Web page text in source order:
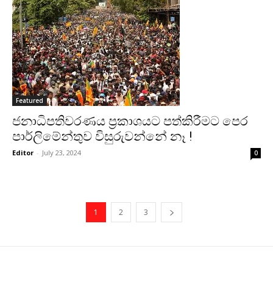
Featured
ජනාධිපතිවරණය ප්‍රකාශයට පත්කිරීමට පෙර
පාර්ලිමේන්තුව විසුරුවන්නේ නෑ !
Editor - July 23, 2024 0
1 2 3